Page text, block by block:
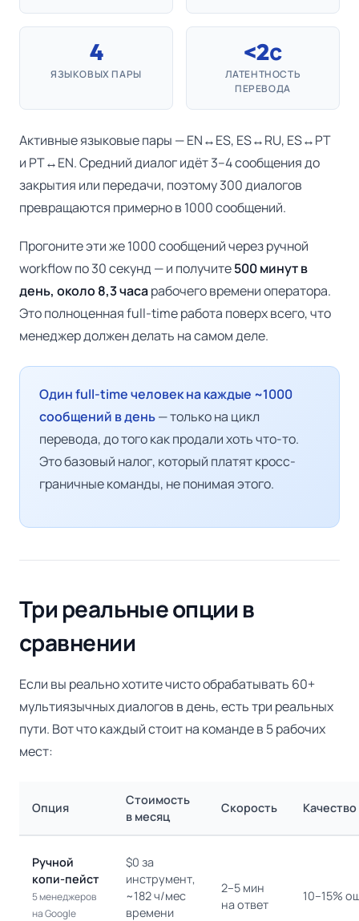
4
ЯЗЫКОВЫХ ПАРЫ
<2с
ЛАТЕНТНОСТЬ
ПЕРЕВОДА
Активные языковые пары — EN↔ES, ES↔RU, ES↔PT
и PT↔EN. Средний диалог идёт 3–4 сообщения до
закрытия или передачи, поэтому 300 диалогов
превращаются примерно в 1000 сообщений.
Прогоните эти же 1000 сообщений через ручной
workflow по 30 секунд — и получите500 минут в
день, около 8,3 часарабочего времени оператора.
Это полноценная full-time работа поверх всего, что
менеджер должен делать на самом деле.
Один full-time человек на каждые ~1000
сообщений в день— только на цикл
перевода, до того как продали хоть что-то.
Это базовый налог, который платят кросс-
граничные команды, не понимая этого.
Три реальные опции в
сравнении
Если вы реально хотите чисто обрабатывать 60+
мультиязычных диалогов в день, есть три реальных
пути. Вот что каждый стоит на команде в 5 рабочих
мест:
Опция
Стоимость
в месяц
Скорость Качество
Ручной
копи-пейст
5 менеджеров
на Google
$0 за
инструмент,
~182 ч/мес
времени
2–5 мин
на ответ
10–15%